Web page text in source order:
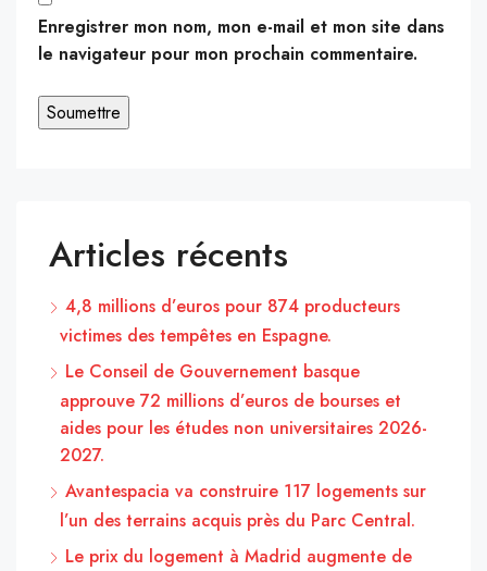
Enregistrer mon nom, mon e-mail et mon site dans
le navigateur pour mon prochain commentaire.
Articles récents
4,8 millions d’euros pour 874 producteurs
victimes des tempêtes en Espagne.
Le Conseil de Gouvernement basque
approuve 72 millions d’euros de bourses et
aides pour les études non universitaires 2026-
2027.
Avantespacia va construire 117 logements sur
l’un des terrains acquis près du Parc Central.
Le prix du logement à Madrid augmente de